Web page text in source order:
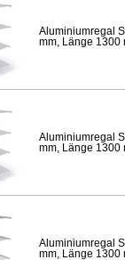
Aluminiumregal
mm, Länge 1300
Aluminiumregal
mm, Länge 1300
Aluminiumregal
mm, Länge 1300